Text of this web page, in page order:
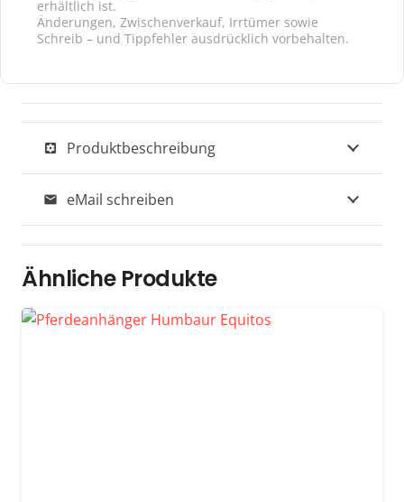
erhältlich ist.
Änderungen, Zwischenverkauf, Irrtümer sowie
Schreib – und Tippfehler ausdrücklich vorbehalten.
settings_applications Produktbeschreibung
mail eMail schreiben
Ähnliche Produkte